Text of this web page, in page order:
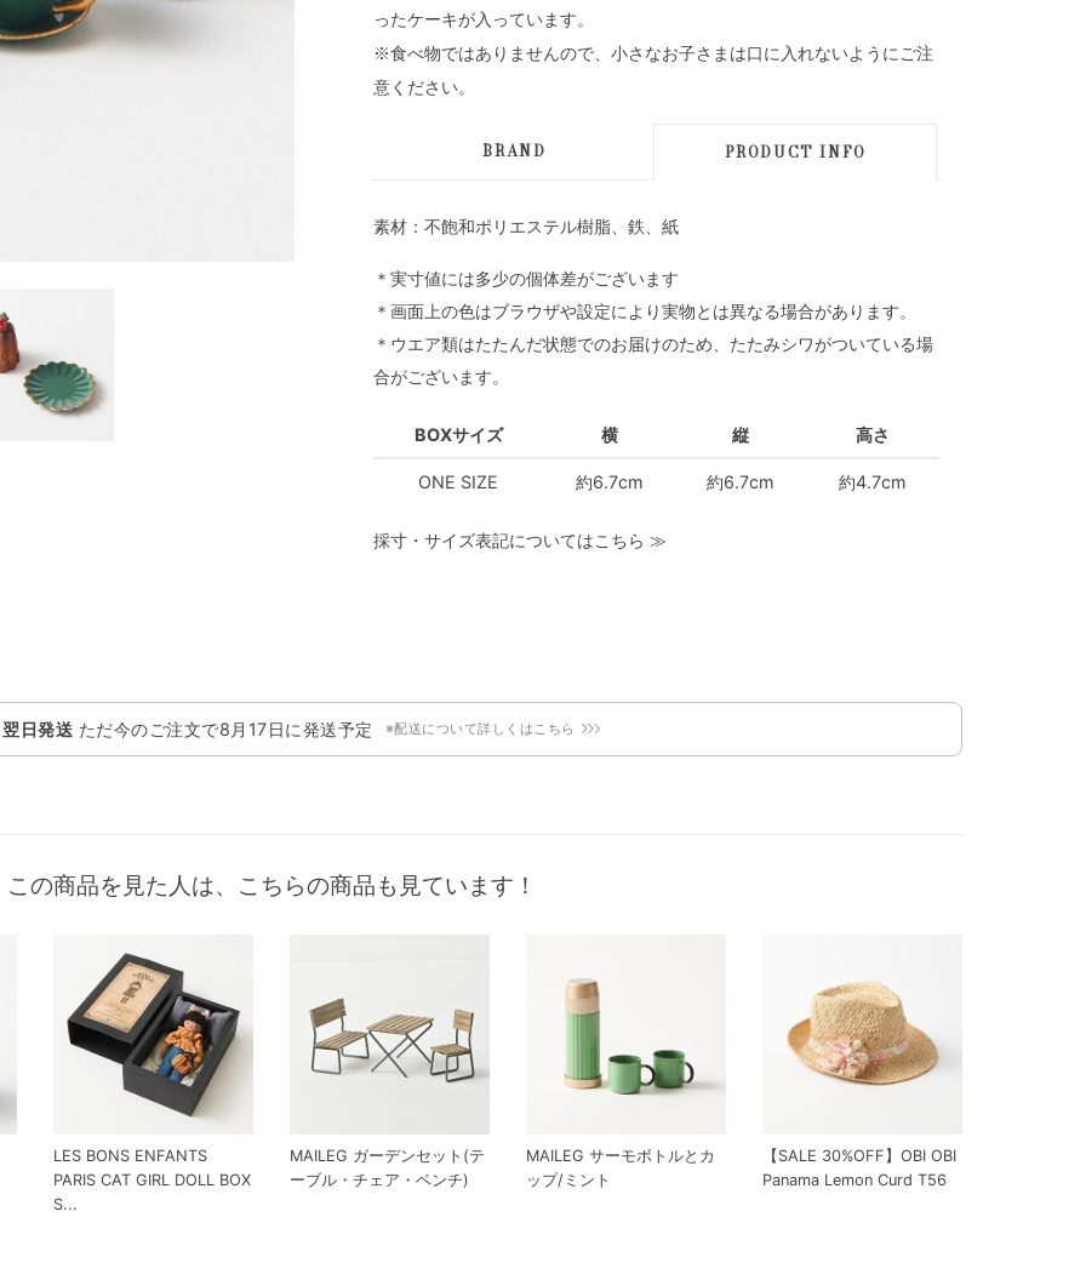
ったケーキが入っています。
※食べ物ではありませんので、小さなお子さまは口に入れないようにご注
意ください。
BRAND PRODUCT INFO
素材：不飽和ポリエステル樹脂、鉄、紙
＊実寸値には多少の個体差がございます
＊画面上の色はブラウザや設定により実物とは異なる場合があります。
＊ウエア類はたたんだ状態でのお届けのため、たたみシワがついている場
合がございます。
BOXサイズ 横 縦 高さ
ONE SIZE 約6.7cm 約6.7cm 約4.7cm
採寸・サイズ表記についてはこちら ≫
日発送 ただ今のご注文で8月17日に発送予定 ※配送について詳しくはこちら
この商品を見た人は、こちらの商品も見ています！
LES BONS ENFANTS
PARIS CAT GIRL DOLL BOX
S...
MAILEG ガーデンセット(テ
ーブル・チェア・ベンチ)
MAILEG サーモボトルとカ
ップ/ミント
【SALE 30%OFF】OBI OBI
Panama Lemon Curd T56